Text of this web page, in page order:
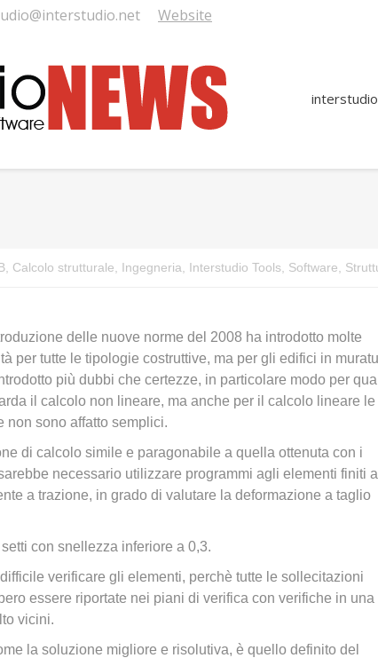
Website
Calcolo strutturale Ingegneria Interstudio Tools Software
delle nuove norme del 2008 ha introdotto molte
per tutte le tipologie costruttive, ma per gli edifici in
più dubbi che certezze, in particolare modo per
il calcolo non lineare, ma anche per il calcolo lineare le
non sono affatto semplici.
di calcolo simile e paragonabile a quella ottenuta con i
necessario utilizzare programmi agli elementi finiti
a trazione, in grado di valutare la deformazione a taglio
con snellezza inferiore a 0,3.
verificare gli elementi, perchè tutte le sollecitazioni
essere riportate nei piani di verifica con verifiche in una
vicini.
la soluzione migliore e risolutiva, è quello definito del